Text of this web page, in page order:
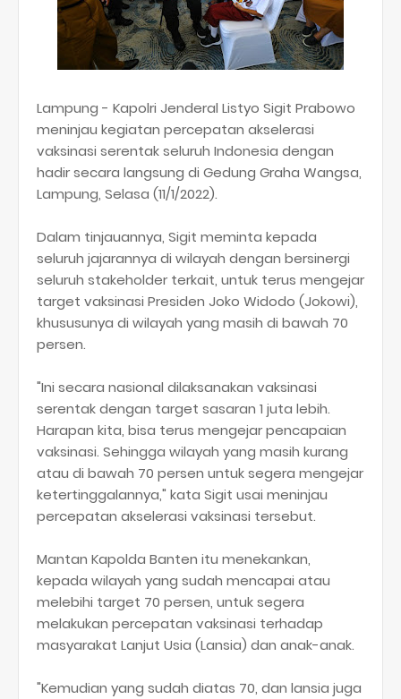
Lampung - Kapolri Jenderal Listyo Sigit Prabowo
meninjau kegiatan percepatan akselerasi
vaksinasi serentak seluruh Indonesia dengan
hadir secara langsung di Gedung Graha Wangsa,
Lampung, Selasa (11/1/2022).
Dalam tinjauannya, Sigit meminta kepada
seluruh jajarannya di wilayah dengan bersinergi
seluruh stakeholder terkait, untuk terus mengejar
target vaksinasi Presiden Joko Widodo (Jokowi),
khususunya di wilayah yang masih di bawah 70
persen.
"Ini secara nasional dilaksanakan vaksinasi
serentak dengan target sasaran 1 juta lebih.
Harapan kita, bisa terus mengejar pencapaian
vaksinasi. Sehingga wilayah yang masih kurang
atau di bawah 70 persen untuk segera mengejar
ketertinggalannya," kata Sigit usai meninjau
percepatan akselerasi vaksinasi tersebut.
Mantan Kapolda Banten itu menekankan,
kepada wilayah yang sudah mencapai atau
melebihi target 70 persen, untuk segera
melakukan percepatan vaksinasi terhadap
masyarakat Lanjut Usia (Lansia) dan anak-anak.
"Kemudian yang sudah diatas 70, dan lansia juga